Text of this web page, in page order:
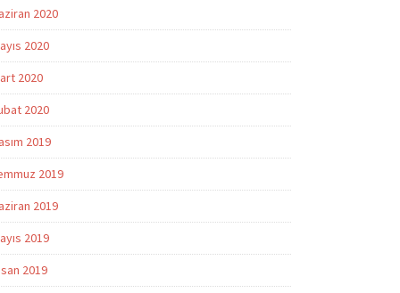
2020
2020
2020
2020
2019
2019
2019
2019
2019